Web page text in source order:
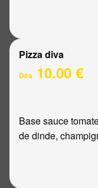
Pizza diva
Dès 10.00 €
Base sauce
de dinde,